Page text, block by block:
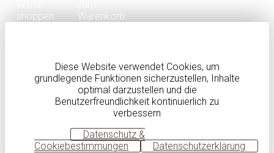
shoppen
Warenkorb
Diese Website verwendet Cookies, um
grundlegende Funktionen sicherzustellen, Inhalte
optimal darzustellen und die
Benutzerfreundlichkeit kontinuierlich zu
verbessern
Datenschutz &
Cookiebestimmungen
Datenschutzerklärung